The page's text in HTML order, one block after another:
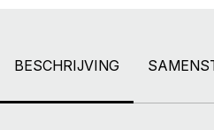
BESCHRIJVING